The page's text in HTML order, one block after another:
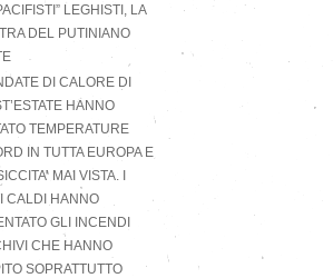
LEGHISTI, LA
DEL PUTINIANO
DI CALORE DI
HANNO
TEMPERATURE
IN TUTTA EUROPA E
MAI VISTA. I
CALDI HANNO
GLI INCENDI
CHE HANNO
SOPRATTUTTO